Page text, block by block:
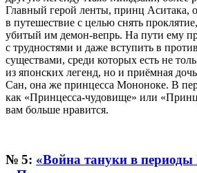
Главный герой ленты, принц Аситака,
в путешествие с целью снять
убитый им демон-вепрь. На пути ему
с трудностями и даже вступить в
существами, среди которых есть не
из японских легенд, но и приёмная
Сан, она же принцесса Мононоке. В
как «Принцесса-чудовище» или
вам больше нравится.
№ 5: «Война тануки в периоды